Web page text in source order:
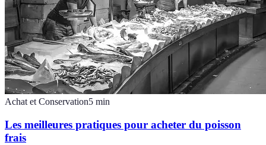
Achat et Conservation5 min
Les meilleures pratiques pour acheter du poisson
frais